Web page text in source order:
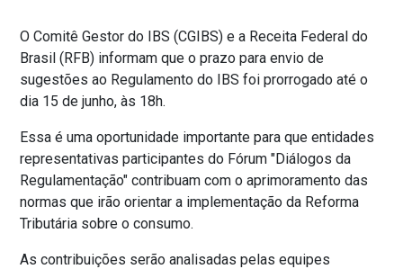
O Comitê Gestor do IBS (CGIBS) e a Receita Federal do
Brasil (RFB) informam que o prazo para envio de
sugestões ao Regulamento do IBS foi prorrogado até o
dia 15 de junho, às 18h.
Essa é uma oportunidade importante para que entidades
representativas participantes do Fórum "Diálogos da
Regulamentação" contribuam com o aprimoramento das
normas que irão orientar a implementação da Reforma
Tributária sobre o consumo.
As contribuições serão analisadas pelas equipes